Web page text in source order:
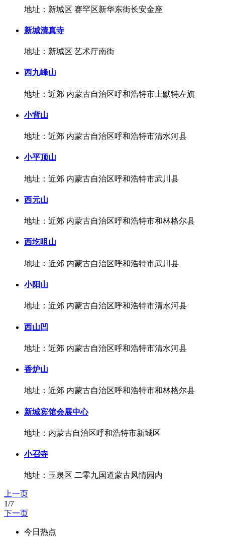
地址：新城区 赛罕区新华东街长安金座
新城清真寺
地址：新城区 艺术厅南街
西九峰山
地址：近郊 内蒙古自治区呼和浩特市土默特左旗
小背山
地址：近郊 内蒙古自治区呼和浩特市清水河县
小平顶山
地址：近郊 内蒙古自治区呼和浩特市武川县
西元山
地址：近郊 内蒙古自治区呼和浩特市和林格尔县
西圪咀山
地址：近郊 内蒙古自治区呼和浩特市武川县
小阳山
地址：近郊 内蒙古自治区呼和浩特市清水河县
西山凹
地址：近郊 内蒙古自治区呼和浩特市清水河县
香炉山
地址：近郊 内蒙古自治区呼和浩特市和林格尔县
新城宾馆会展中心
地址：内蒙古自治区呼和浩特市新城区
小召寺
地址：玉泉区 二零九国道蒙古风情园内
上一页
1/7
下一页
今日热点